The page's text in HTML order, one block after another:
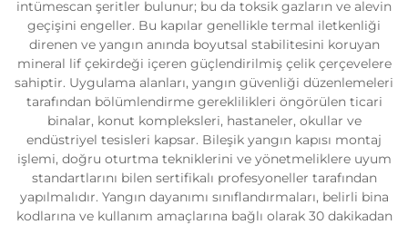
intümescan şeritler bulunur; bu da toksik gazların ve alevin
geçişini engeller. Bu kapılar genellikle termal iletkenliği
direnen ve yangın anında boyutsal stabilitesini koruyan
mineral lif çekirdeği içeren güçlendirilmiş çelik çerçevelere
sahiptir. Uygulama alanları, yangın güvenliği düzenlemeleri
tarafından bölümlendirme gereklilikleri öngörülen ticari
binalar, konut kompleksleri, hastaneler, okullar ve
endüstriyel tesisleri kapsar. Bileşik yangın kapısı montaj
işlemi, doğru oturtma tekniklerini ve yönetmeliklere uyum
standartlarını bilen sertifikalı profesyoneller tarafından
yapılmalıdır. Yangın dayanımı sınıflandırmaları, belirli bina
kodlarına ve kullanım amaçlarına bağlı olarak 30 dakikadan